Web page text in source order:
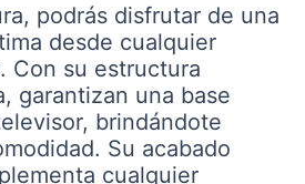
podrás disfrutar de una
desde cualquier
Con su estructura
garantizan una base
brindándote
Su acabado
cualquier